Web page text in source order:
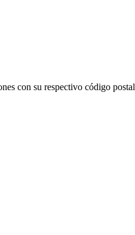
con su respectivo código